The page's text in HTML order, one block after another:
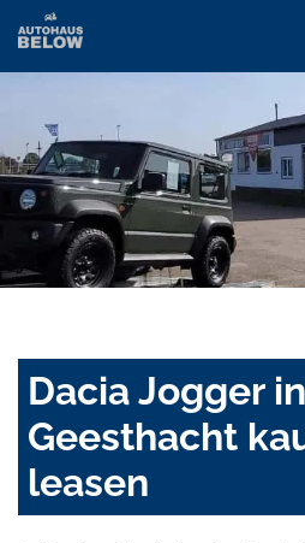
Dacia Jogger in
Geesthacht
leasen